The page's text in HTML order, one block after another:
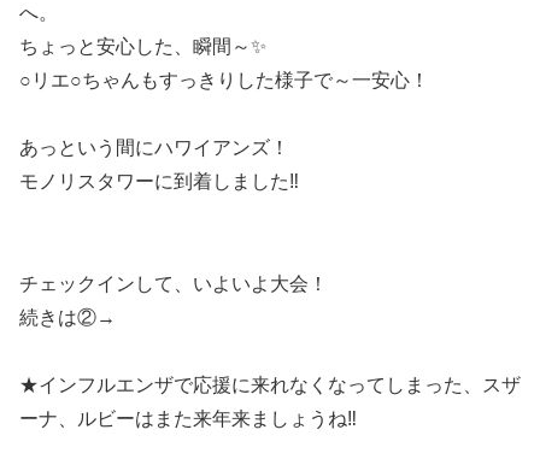
へ。
ちょっと安心した、瞬間～✨
○リエ○ちゃんもすっきりした様子で～一安心！
あっという間にハワイアンズ！
モノリスタワーに到着しました‼️
チェックインして、いよいよ大会！
続きは②→
★インフルエンザで応援に来れなくなってしまった、スザ
ーナ、ルビーはまた来年来ましょうね‼